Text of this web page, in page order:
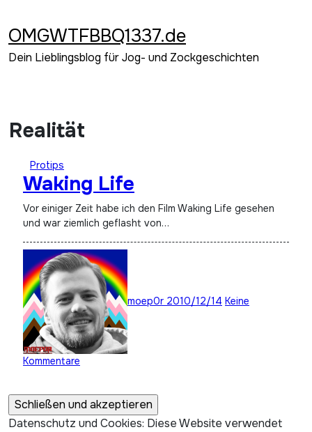
springen
OMGWTFBBQ1337.de
Dein Lieblingsblog für Jog- und Zockgeschichten
Realität
Protips
Waking Life
Vor einiger Zeit habe ich den Film Waking Life gesehen
und war ziemlich geflasht von…
moep0r 2010/12/14 Keine
Kommentare
Datenschutz und Cookies: Diese Website verwendet